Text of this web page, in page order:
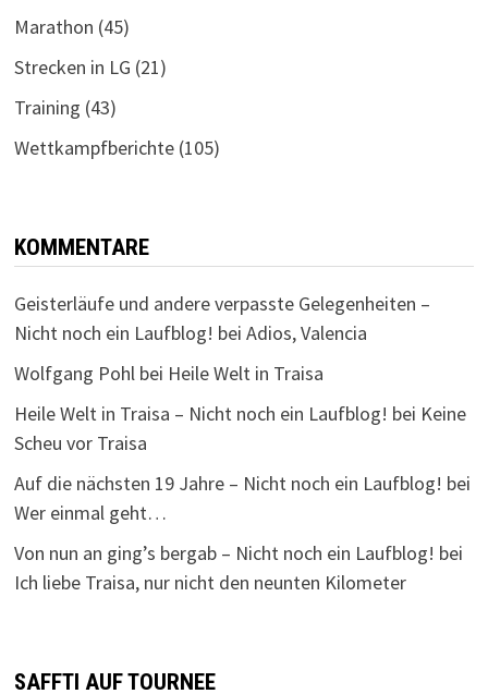
Marathon (45)
Strecken in LG (21)
Training (43)
Wettkampfberichte(105)
KOMMENTARE
Geisterläufe und andere verpasste Gelegenheiten –
Nicht noch ein Laufblog! bei Adios, Valencia
Wolfgang Pohlbei Heile Welt in Traisa
Heile Welt in Traisa – Nicht noch ein Laufblog! bei Keine
Scheu vor Traisa
Auf die nächsten 19 Jahre – Nicht noch ein Laufblog! bei
Wer einmal geht…
Von nun an ging’s bergab – Nicht noch ein Laufblog! bei
Ich liebe Traisa, nur nicht den neunten Kilometer
SAFFTI AUF TOURNEE